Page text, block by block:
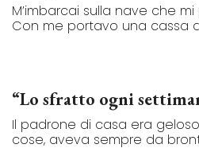
M’imbarcai sulla nave che
Con me portavo una cassa
“Lo sfratto ogni
Il padrone di casa era
cose, aveva sempre da